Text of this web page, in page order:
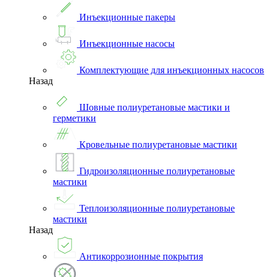
Инъекционные пакеры
Инъекционные насосы
Комплектующие для инъекционных насосов
Назад
Шовные полиуретановые мастики и
герметики
Кровельные полиуретановые мастики
Гидроизоляционные полиуретановые
мастики
Теплоизоляционные полиуретановые
мастики
Назад
Антикоррозионные покрытия